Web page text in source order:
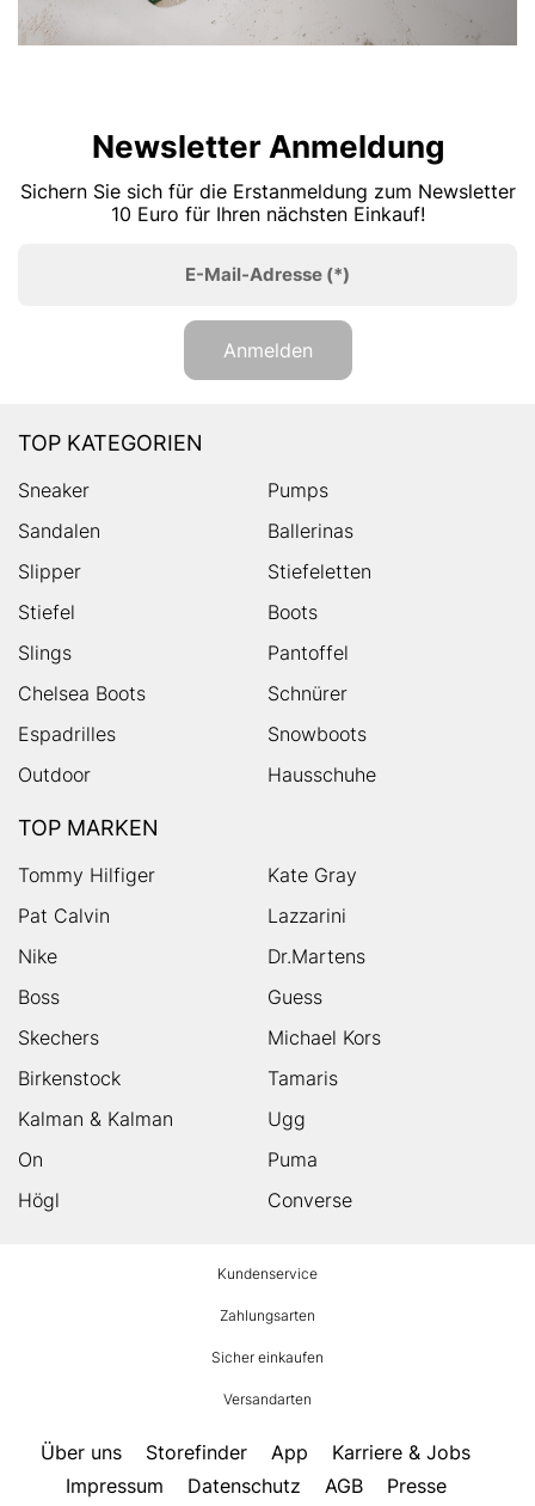
Newsletter Anmeldung
Sichern Sie sich für die Erstanmeldung zum Newsletter
10 Euro für Ihren nächsten Einkauf!
E-Mail-Adresse (*)
Anmelden
TOP KATEGORIEN
Sneaker
Pumps
Sandalen
Ballerinas
Slipper
Stiefeletten
Stiefel
Boots
Slings
Pantoffel
Chelsea Boots
Schnürer
Espadrilles
Snowboots
Outdoor
Hausschuhe
TOP MARKEN
Tommy Hilfiger
Kate Gray
Pat Calvin
Lazzarini
Nike
Dr.Martens
Boss
Guess
Skechers
Michael Kors
Birkenstock
Tamaris
Kalman & Kalman
Ugg
On
Puma
Högl
Converse
Kundenservice
Zahlungsarten
Sicher einkaufen
Versandarten
Über uns Storefinder App
Karriere & Jobs
Impressum
Datenschutz AGB Presse